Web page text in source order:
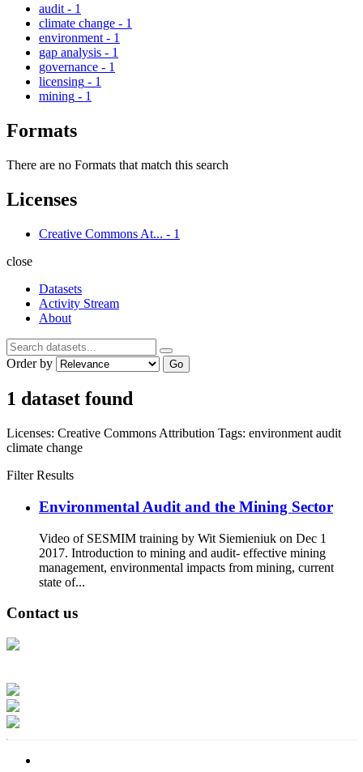
audit - 1
climate change - 1
environment - 1
gap analysis - 1
governance - 1
licensing - 1
mining - 1
Formats
There are no Formats that match this search
Licenses
Creative Commons At... - 1
close
Datasets
Activity Stream
About
Order by Go
1 dataset found
Licenses: Creative Commons Attribution Tags: environment audit
climate change
Filter Results
Environmental Audit and the Mining Sector
Video of SESMIM training by Wit Siemieniuk on Dec 1
2017. Introduction to mining and audit- effective mining
management, environmental impacts from mining, current
state of...
Contact us